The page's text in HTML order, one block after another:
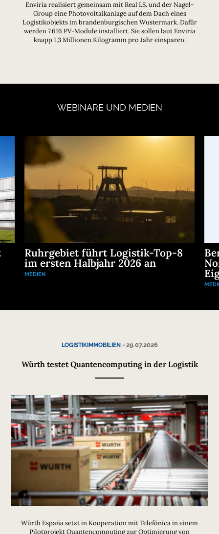
Enviria realisiert gemeinsam mit Real I.S. und der Nagel-
Group eine Photovoltaikanlage auf dem Dach eines
Logistikobjekts im brandenburgischen Wustermark. Dafür
werden 7.616 PV-Module installiert. Sie sollen laut Enviria
knapp 1,3 Millionen Kilogramm pro Jahr einsparen.
WEBINARE UND MEDIEN
Ruhrgebiet führt Logistik-Top-8
im ersten Halbjahr 2026 an
MEDIEN
LOGISTIKIMMOBILIEN- 29.07.2026
Würth testet Quantencomputing in der Logistik
Würth España setzt in Kooperation mit Telefónica in einem
Pilotprojekt Quantencomputing zur Optimierung von